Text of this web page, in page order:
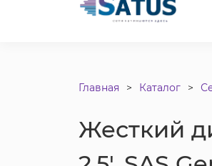
Главная Каталог
Жесткий